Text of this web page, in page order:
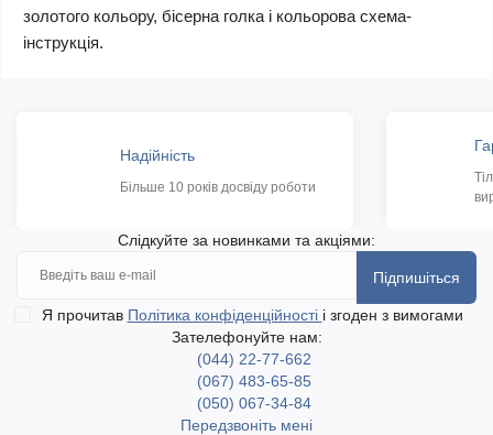
золотого кольору, бісерна голка і кольорова схема-
інструкція.
Надійність
Більше 10 років досвіду роботи
Слідкуйте за новинками та акціями:
Підпишіться
Я прочитав Політика конфіденційності і згоден з вимогами
Зателефонуйте нам:
(044) 22-77-662
(067) 483-65-85
(050) 067-34-84
Передзвоніть мені